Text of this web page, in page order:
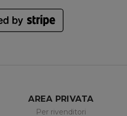
AREA PRIVATA
Per rivenditori